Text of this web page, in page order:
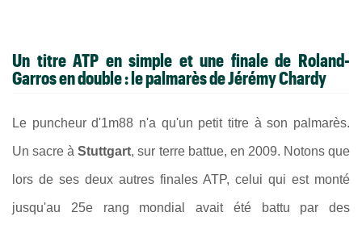
Un titre ATP en simple et une finale de Roland-
Garros en double : le palmarès de Jérémy Chardy
Le puncheur d'1m88 n'a qu'un petit titre à son palmarès.
Un sacre àStuttgart, sur terre battue, en 2009. Notons que
lors de ses deux autres finales ATP, celui qui est monté
jusqu'au 25e rang mondial avait été battu par des